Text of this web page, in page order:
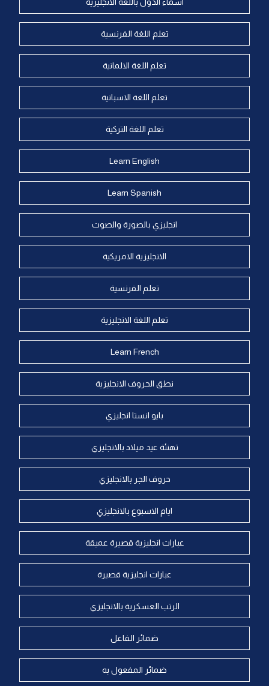
تعلم اللغة الفرنسية
تعلم اللغة الالمانية
تعلم اللغة الاسبانية
تعلم اللغة التركية
Learn English
Learn Spanish
انجليزي بالصورة والصوت
الانجليزية الامريكية
تعلم الفرنسية
تعلم اللغة الانجليزية
Learn French
نطق الحروف الانجليزية
بايو انستا انجليزي
تهنئة عيد ميلاد بالانجليزي
حروف الجر بالانجليزي
ايام الاسبوع بالانجليزي
عبارات انجليزية قصيرة عميقة
عبارات انجليزية قصيرة
الرتب العسكرية بالانجليزي
ضمائر الفاعل
ضمائر المفعول به